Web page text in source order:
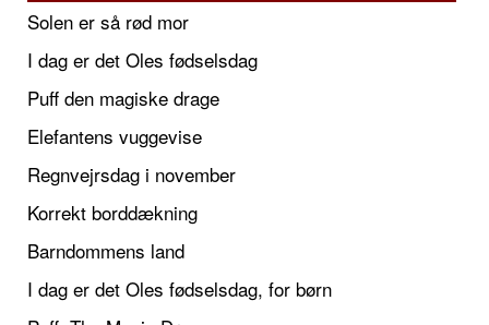
Solen er så rød mor
I dag er det Oles fødselsdag
Puff den magiske drage
Elefantens vuggevise
Regnvejrsdag i november
Korrekt borddækning
Barndommens land
I dag er det Oles fødselsdag, for børn